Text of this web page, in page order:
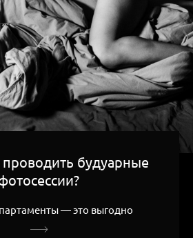
будуарные
— это выгодно